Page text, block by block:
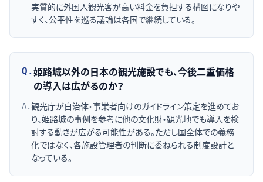
実質的に外国人観光客が高い料金を負担する構図になりや
すく、公平性を巡る議論は各国で継続している。
Q.姫路城以外の日本の観光施設でも、今後二重価格
の導入は広がるのか？
A.観光庁が自治体・事業者向けのガイドライン策定を進めてお
り、姫路城の事例を参考に他の文化財・観光地でも導入を検
討する動きが広がる可能性がある。ただし国全体での義務
化ではなく、各施設管理者の判断に委ねられる制度設計と
なっている。